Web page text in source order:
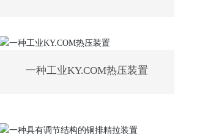
一种工业KY.COM热压装置